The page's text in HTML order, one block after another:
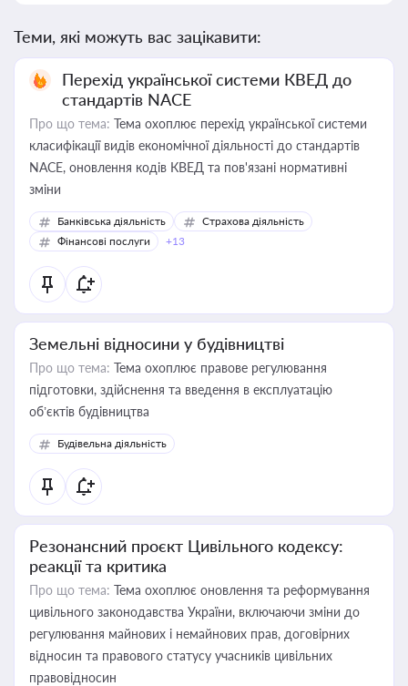
Теми, які можуть вас зацікавити:
Перехід української системи КВЕД до
стандартів NACE
Про що тема: Тема охоплює перехід української системи
класифікації видів економічної діяльності до стандартів
NACE, оновлення кодів КВЕД та пов'язані нормативні
зміни
Банківська діяльність
Страхова діяльність
Фінансові послуги
+13
Земельні відносини у будівництві
Про що тема: Тема охоплює правове регулювання
підготовки, здійснення та введення в експлуатацію
об’єктів будівництва
Будівельна діяльність
Резонансний проєкт Цивільного кодексу:
реакції та критика
Про що тема: Тема охоплює оновлення та реформування
цивільного законодавства України, включаючи зміни до
регулювання майнових і немайнових прав, договірних
відносин та правового статусу учасників цивільних
правовідносин